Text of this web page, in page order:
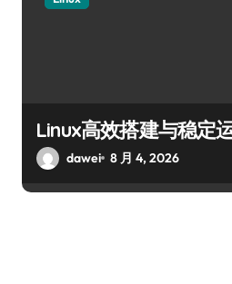
Linux高效搭建与稳定
dawei 8 月 4, 2026